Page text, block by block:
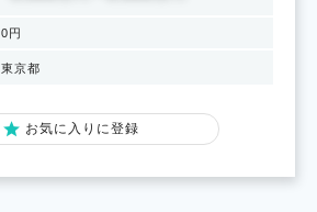
0円
東京都
お気に入りに登録